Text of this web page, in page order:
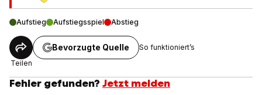
Aufstieg Aufstiegsspiel Abstieg
Teilen
Bevorzugte Quelle So funktioniert’s
Fehler gefunden? Jetzt melden